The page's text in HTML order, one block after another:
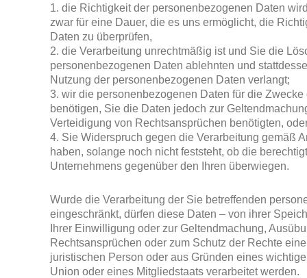
1. die Richtigkeit der personenbezogenen Daten
zwar für eine Dauer, die es uns ermöglicht, die
Daten zu überprüfen,
2. die Verarbeitung unrechtmäßig ist und Sie die
personenbezogenen Daten ablehnten und
Nutzung der personenbezogenen Daten verlangt;
3. wir die personenbezogenen Daten für die
benötigen, Sie die Daten jedoch zur
Verteidigung von Rechtsansprüchen benötigten,
4. Sie Widerspruch gegen die Verarbeitung gemäß
haben, solange noch nicht feststeht, ob die
Unternehmens gegenüber den Ihren überwiegen.
Wurde die Verarbeitung der Sie betreffenden
eingeschränkt, dürfen diese Daten – von ihrer
Ihrer Einwilligung oder zur Geltendmachung,
Rechtsansprüchen oder zum Schutz der Rechte
juristischen Person oder aus Gründen eines
Union oder eines Mitgliedstaats verarbeitet werden.